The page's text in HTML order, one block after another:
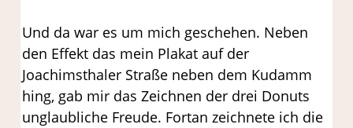
Und da war es um mich geschehen. Neben
den Effekt das mein Plakat auf der
Joachimsthaler Straße neben dem Kudamm
hing, gab mir das Zeichnen der drei Donuts
unglaubliche Freude. Fortan zeichnete ich die